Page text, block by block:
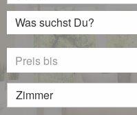
Was suchst Du?
Zimmer